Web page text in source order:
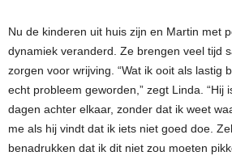
Nu de kinderen uit huis zijn en Martin met
dynamiek veranderd. Ze brengen veel tijd
zorgen voor wrijving. “Wat ik ooit als lastig
echt probleem geworden,” zegt Linda. “Hij
dagen achter elkaar, zonder dat ik weet
me als hij vindt dat ik iets niet goed doe.
benadrukken dat ik dit niet zou moeten